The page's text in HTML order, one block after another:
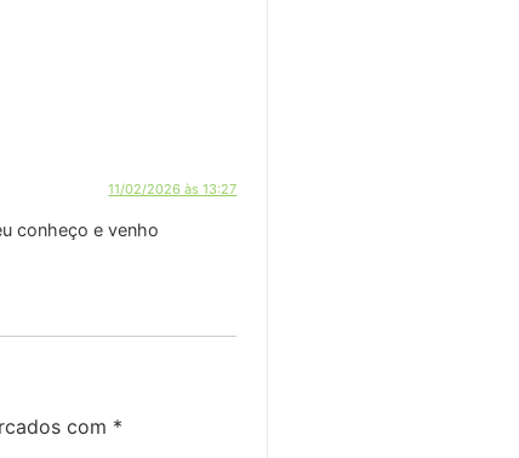
11/02/2026 às 13:27
conheço e venho
com *